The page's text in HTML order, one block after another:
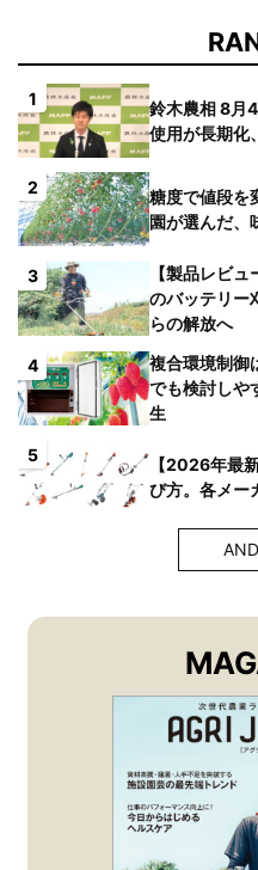
1
鈴木農相 8月4日記者会見「政府備蓄米の販売・
使用が長期化
2
糖度で値段を
園が選んだ、
3
【製品レビ
のバッテリー
らの解放へ
4
複合環境制御
でも検討しや
生
5
【2026年最
び方。各メー